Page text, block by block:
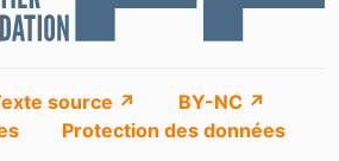
source ↗
BY-NC ↗
Protection des données